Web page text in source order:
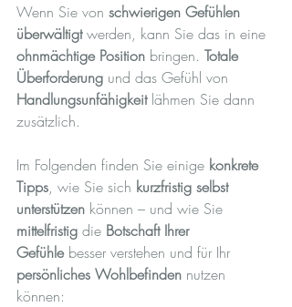
Wenn Sie von schwierigen Gefühlen
überwältigt werden, kann Sie das in eine
ohnmächtige Position bringen. Totale
Überforderung und das Gefühl von
Handlungsunfähigkeit lähmen Sie dann
zusätzlich.
Im Folgenden finden Sie einige konkrete
Tipps, wie Sie sich kurzfristig selbst
unterstützen können – und wie Sie
mittelfristig die Botschaft Ihrer
Gefühle besser verstehen und für Ihr
persönliches Wohlbefinden nutzen
können: